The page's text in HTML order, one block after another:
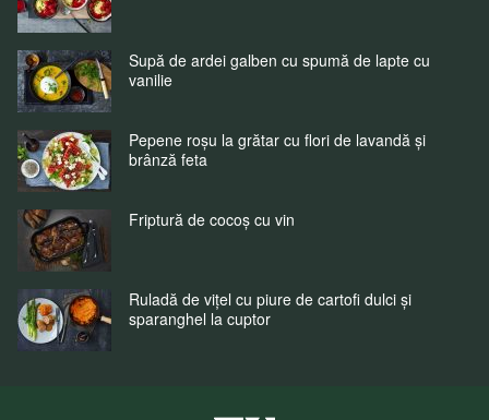
Supă de ardei galben cu spumă de lapte cu
vanilie
Pepene roșu la grătar cu flori de lavandă și
brânză feta
Friptură de cocoș cu vin
Ruladă de vițel cu piure de cartofi dulci și
sparanghel la cuptor